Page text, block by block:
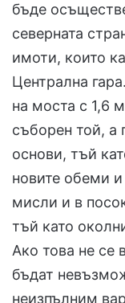
бъде
северната
имоти, които
Централна
на моста с 1,6
съборен той, а
основи, тъй
новите обеми
мисли и в
тъй като
Ако това не се
бъдат
неизпълним